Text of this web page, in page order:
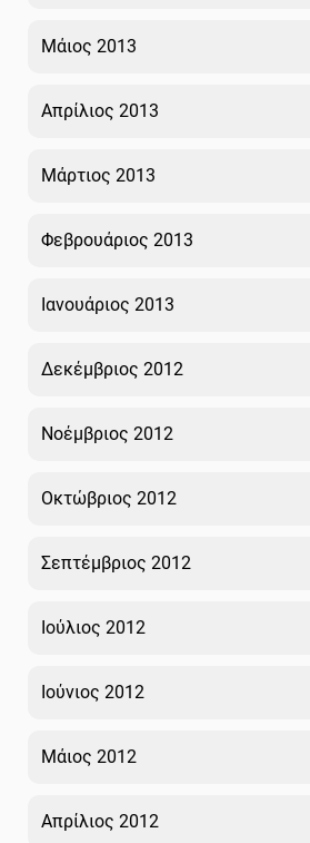
Μάιος 2013
Απρίλιος 2013
Μάρτιος 2013
Φεβρουάριος 2013
Ιανουάριος 2013
Δεκέμβριος 2012
Νοέμβριος 2012
Οκτώβριος 2012
Σεπτέμβριος 2012
Ιούλιος 2012
Ιούνιος 2012
Μάιος 2012
Απρίλιος 2012